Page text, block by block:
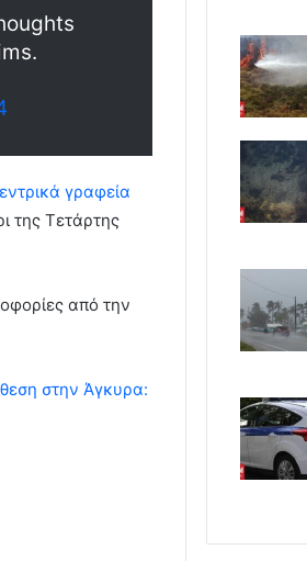
γραφεία
της Τετάρτης
από την
στην Άγκυρα: